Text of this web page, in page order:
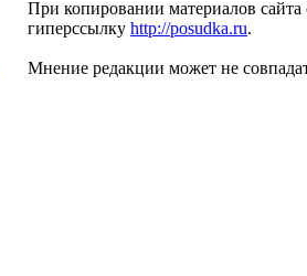
При копировании материалов сайта
гиперссылку http://posudka.ru.
Мнение редакции может не